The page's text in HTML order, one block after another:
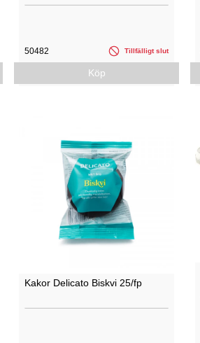
50482 Tillfälligt slut
Köp
Kakor Delicato Biskvi 25/fp